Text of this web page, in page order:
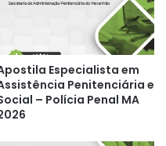
Especialista em
Penitenciária e
– Polícia Penal MA